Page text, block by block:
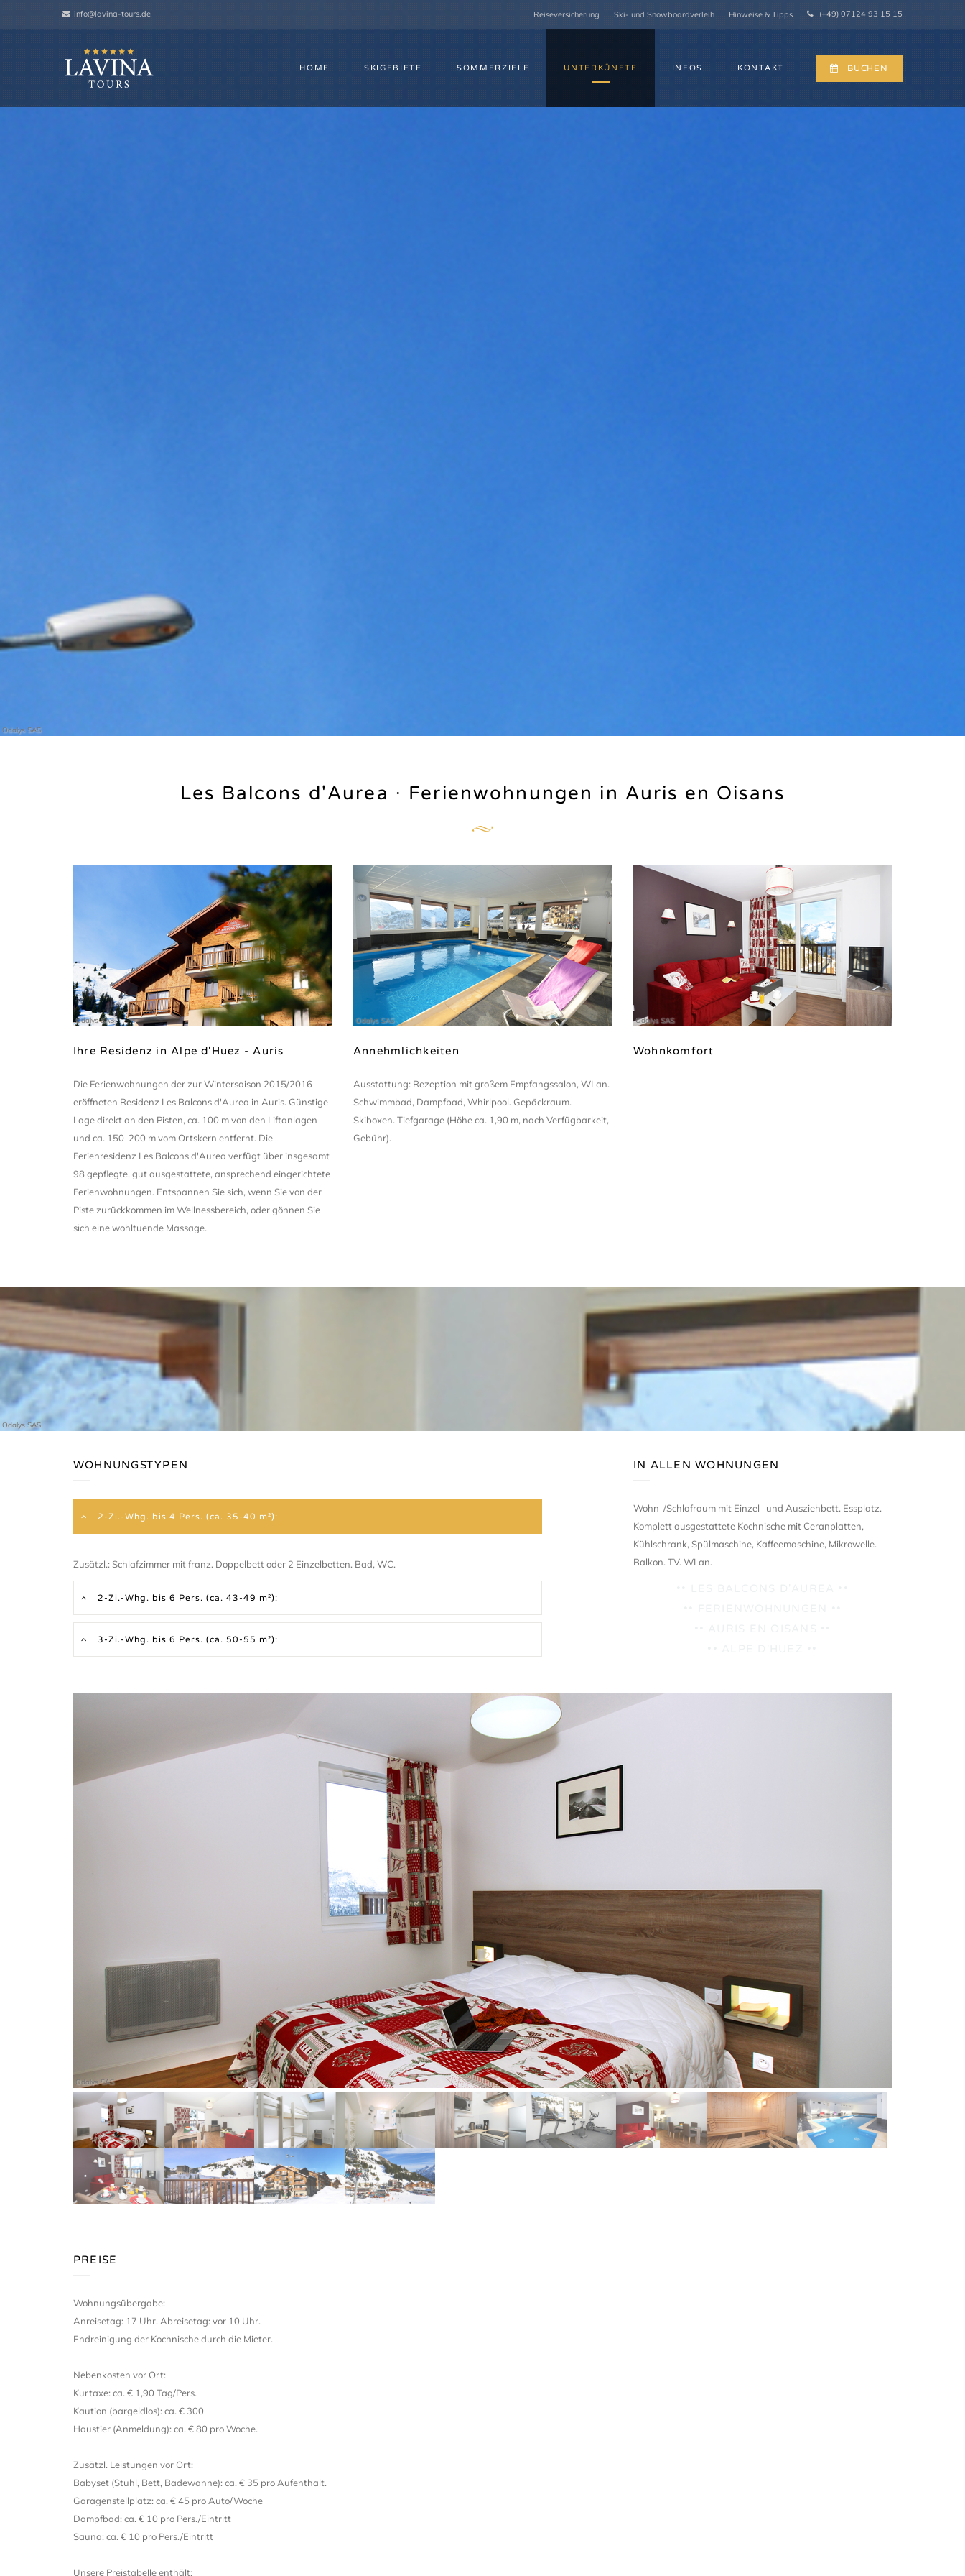
Odalys SAS
info@lavina-tours.de Reiseversicherung Ski- und Snowboardverleih Hinweise & Tipps (+49) 07124 93 15 15
HOME SKIGEBIETE SOMMERZIELE UNTERKÜNFTE INFOS KONTAKT BUCHEN
Les Balcons d'Aurea ∙ Ferienwohnungen in Auris en Oisans
Odalys SAS
Ihre Residenz in Alpe d'Huez - Auris
Die Ferienwohnungen der zur Wintersaison 2015/2016
eröffneten Residenz Les Balcons d'Aurea in Auris. Günstige
Lage direkt an den Pisten, ca. 100 m von den Liftanlagen
und ca. 150-200 m vom Ortskern entfernt. Die
Ferienresidenz Les Balcons d'Aurea verfügt über insgesamt
98 gepflegte, gut ausgestattete, ansprechend eingerichtete
Ferienwohnungen. Entspannen Sie sich, wenn Sie von der
Piste zurückkommen im Wellnessbereich, oder gönnen Sie
sich eine wohltuende Massage.
Odalys SAS
Annehmlichkeiten
Ausstattung: Rezeption mit großem Empfangssalon, WLan.
Schwimmbad, Dampfbad, Whirlpool. Gepäckraum.
Skiboxen. Tiefgarage (Höhe ca. 1,90 m, nach Verfügbarkeit,
Gebühr).
Odalys SAS
Wohnkomfort
Odalys SAS
IN ALLEN WOHNUNGEN
Wohn-/Schlafraum mit Einzel- und Ausziehbett. Essplatz.
Komplett ausgestattete Kochnische mit Ceranplatten,
Kühlschrank, Spülmaschine, Kaffeemaschine, Mikrowelle.
Balkon. TV. WLan.
WOHNUNGSTYPEN
2-Zi.-Whg. bis 4 Pers. (ca. 35-40 m²):
Zusätzl.: Schlafzimmer mit franz. Doppelbett oder 2 Einzelbetten. Bad, WC.
2-Zi.-Whg. bis 6 Pers. (ca. 43-49 m²):
3-Zi.-Whg. bis 6 Pers. (ca. 50-55 m²):
Odalys SAS
PREISE
Wohnungsübergabe:
Anreisetag: 17 Uhr. Abreisetag: vor 10 Uhr.
Endreinigung der Kochnische durch die Mieter.
Nebenkosten vor Ort:
Kurtaxe: ca. € 1,90 Tag/Pers.
Kaution (bargeldlos): ca. € 300
Haustier (Anmeldung): ca. € 80 pro Woche.
Zusätzl. Leistungen vor Ort:
Babyset (Stuhl, Bett, Badewanne): ca. € 35 pro Aufenthalt.
Garagenstellplatz: ca. € 45 pro Auto/Woche
Dampfbad: ca. € 10 pro Pers./Eintritt
Sauna: ca. € 10 pro Pers./Eintritt
Unsere Preistabelle enthält: